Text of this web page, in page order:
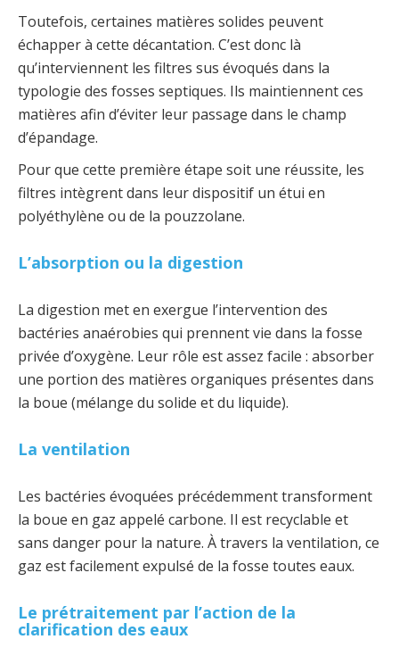
Toutefois, certaines matières solides peuvent
échapper à cette décantation. C’est donc là
qu’interviennent les filtres sus évoqués dans la
typologie des fosses septiques. Ils maintiennent ces
matières afin d’éviter leur passage dans le champ
d’épandage.
Pour que cette première étape soit une réussite, les
filtres intègrent dans leur dispositif un étui en
polyéthylène ou de la pouzzolane.
L’absorption ou la digestion
La digestion met en exergue l’intervention des
bactéries anaérobies qui prennent vie dans la fosse
privée d’oxygène. Leur rôle est assez facile : absorber
une portion des matières organiques présentes dans
la boue (mélange du solide et du liquide).
La ventilation
Les bactéries évoquées précédemment transforment
la boue en gaz appelé carbone. Il est recyclable et
sans danger pour la nature. À travers la ventilation, ce
gaz est facilement expulsé de la fosse toutes eaux.
Le prétraitement par l’action de la
clarification des eaux